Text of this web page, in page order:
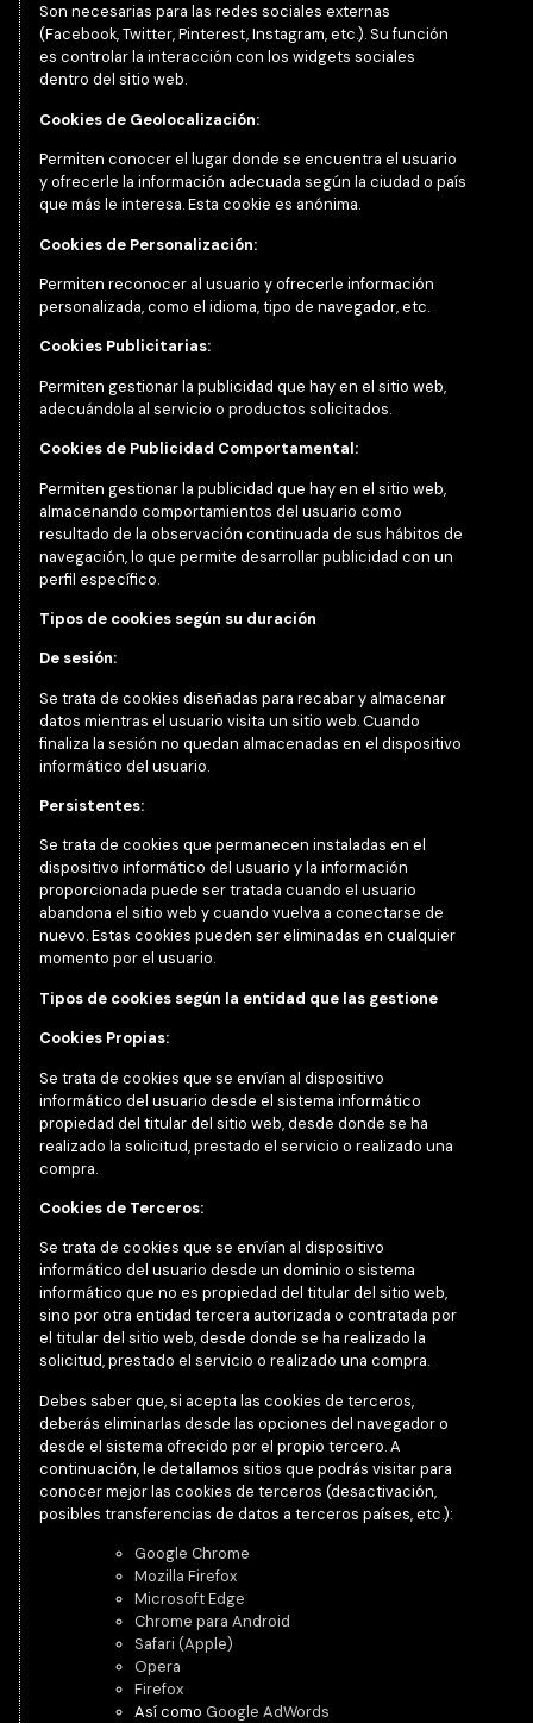
Son necesarias para las redes sociales externas
(Facebook, Twitter, Pinterest, Instagram, etc.). Su función
es controlar la interacción con los widgets sociales
dentro del sitio web.
Cookies de Geolocalización:
Permiten conocer el lugar donde se encuentra el usuario
y ofrecerle la información adecuada según la ciudad o país
que más le interesa. Esta cookie es anónima.
Cookies de Personalización:
Permiten reconocer al usuario y ofrecerle información
personalizada, como el idioma, tipo de navegador, etc.
Cookies Publicitarias:
Permiten gestionar la publicidad que hay en el sitio web,
adecuándola al servicio o productos solicitados.
Cookies de Publicidad Comportamental:
Permiten gestionar la publicidad que hay en el sitio web,
almacenando comportamientos del usuario como
resultado de la observación continuada de sus hábitos de
navegación, lo que permite desarrollar publicidad con un
perfil específico.
Tipos de cookies según su duración
De sesión:
Se trata de cookies diseñadas para recabar y almacenar
datos mientras el usuario visita un sitio web. Cuando
finaliza la sesión no quedan almacenadas en el dispositivo
informático del usuario.
Persistentes:
Se trata de cookies que permanecen instaladas en el
dispositivo informático del usuario y la información
proporcionada puede ser tratada cuando el usuario
abandona el sitio web y cuando vuelva a conectarse de
nuevo. Estas cookies pueden ser eliminadas en cualquier
momento por el usuario.
Tipos de cookies según la entidad que las gestione
Cookies Propias:
Se trata de cookies que se envían al dispositivo
informático del usuario desde el sistema informático
propiedad del titular del sitio web, desde donde se ha
realizado la solicitud, prestado el servicio o realizado una
compra.
Cookies de Terceros:
Se trata de cookies que se envían al dispositivo
informático del usuario desde un dominio o sistema
informático que no es propiedad del titular del sitio web,
sino por otra entidad tercera autorizada o contratada por
el titular del sitio web, desde donde se ha realizado la
solicitud, prestado el servicio o realizado una compra.
Debes saber que, si acepta las cookies de terceros,
deberás eliminarlas desde las opciones del navegador o
desde el sistema ofrecido por el propio tercero. A
continuación, le detallamos sitios que podrás visitar para
conocer mejor las cookies de terceros (desactivación,
posibles transferencias de datos a terceros países, etc.):
Google Chrome
Mozilla Firefox
Microsoft Edge
Chrome para Android
Safari (Apple)
Opera
Firefox
Así como Google AdWords